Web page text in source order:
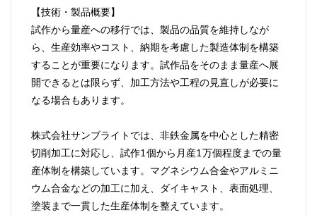
【技術・製品概要】
試作から量産への移行では、製品の品質を維持しなが
ら、生産効率やコスト、納期を考慮した製造体制を構築
することが重要になります。試作品をそのまま量産へ展
開できるとは限らず、加工方法や工程の見直しが必要に
なる場合もあります。
株式会社サンブライトでは、非鉄金属を中心とした精密
切削加工に対応し、試作1個から月産1万個程度までの量
産体制を構築しています。マグネシウム合金やアルミニ
ウム合金などの加工に加え、ダイキャスト、表面処理、
塗装まで一貫した生産体制を整えています。